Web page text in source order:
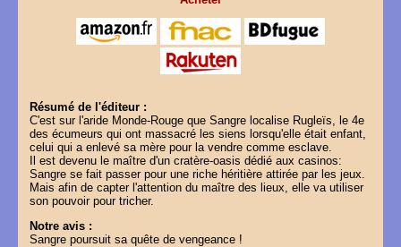
Résumé de l'éditeur :
C'est sur l'aride Monde-Rouge que Sangre localise Rugleïs, le 4e
des écumeurs qui ont massacré les siens lorsqu'elle était enfant,
celui qui a enlevé sa mère pour la vendre comme esclave.
Il est devenu le maître d'un cratère-oasis dédié aux casinos:
Sangre se fait passer pour une riche héritière attirée par les jeux.
Mais afin de capter l'attention du maître des lieux, elle va utiliser
son pouvoir pour tricher.
Notre avis :
Sangre poursuit sa quête de vengeance !